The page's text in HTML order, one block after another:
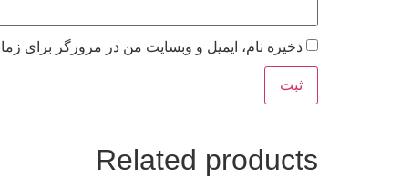
ذخیره نام، ایمیل و وبسایت من در مرورگر برای
Related products